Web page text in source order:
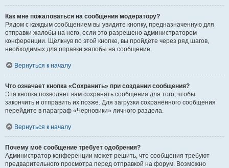
Как мне пожаловаться на сообщения модератору?
Рядом с каждым сообщением вы увидите кнопку, предназначенную для
отправки жалобы на него, если это разрешено администратором
конференции. Щёлкнув по этой кнопке, вы пройдёте через ряд шагов,
необходимых для оправки жалобы на сообщение.
Вернуться к началу
Что означает кнопка «Сохранить» при создании сообщения?
Эта кнопка позволяет вам сохранять сообщения для того, чтобы
закончить и отправить их позже. Для загрузки сохранённого сообщения
перейдите в параграф «Черновики» личного раздела.
Вернуться к началу
Почему моё сообщение требует одобрения?
Администратор конференции может решить, что сообщения требуют
предварительного просмотра перед отправкой на форум. Возможно